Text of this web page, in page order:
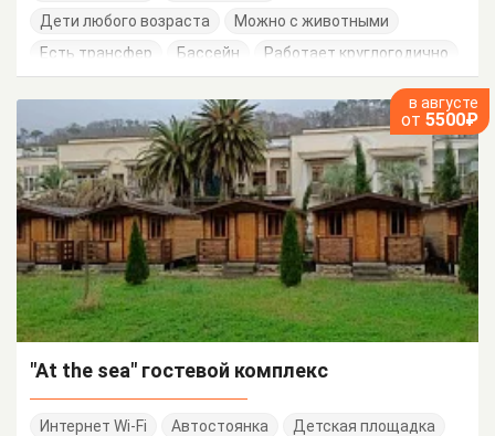
Дети любого возраста
Можно с животными
Есть трансфер
Бассейн Работает круглогодично
в августе
от 5500₽
"At the sea" гостевой комплекс
Интернет Wi-Fi Автостоянка
Детская площадка